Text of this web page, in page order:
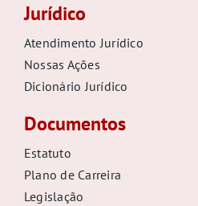
Jurídico
Atendimento Jurídico
Nossas Ações
Dicionário Jurídico
Documentos
Estatuto
Plano de Carreira
Legislação